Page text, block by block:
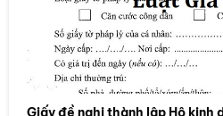
Giấy đề nghị thành lập Hộ kinh